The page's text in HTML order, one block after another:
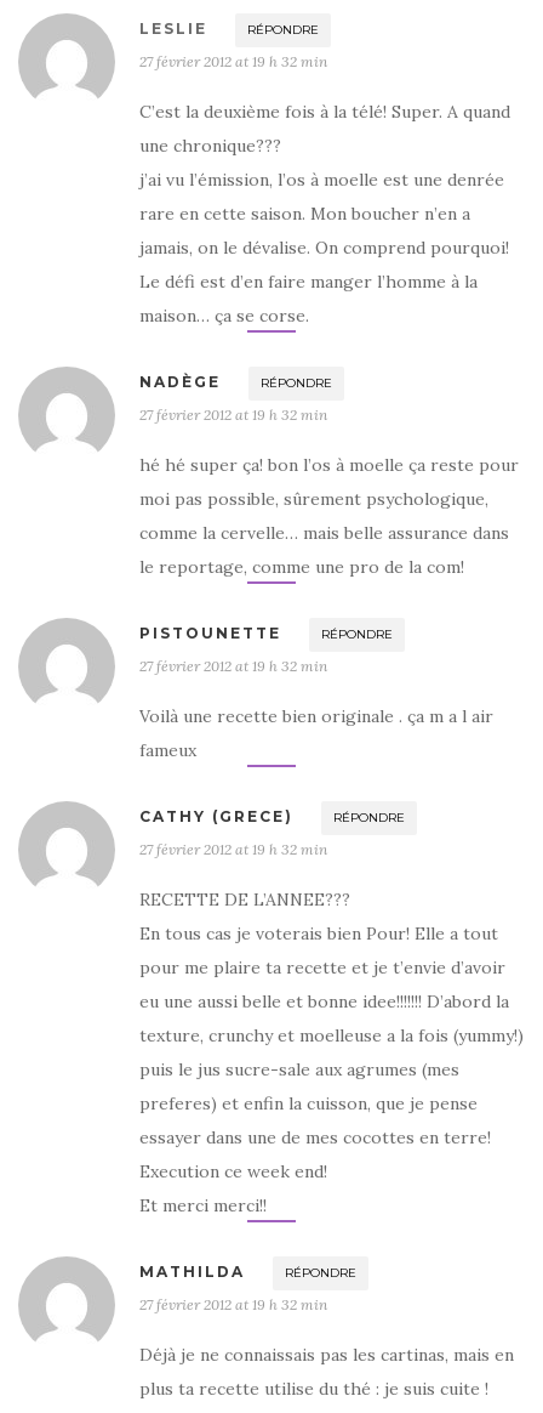
LESLIE RÉPONDRE
27 février 2012 at 19 h 32 min
C’est la deuxième fois à la télé! Super. A quand
une chronique???
j’ai vu l’émission, l’os à moelle est une denrée
rare en cette saison. Mon boucher n’en a
jamais, on le dévalise. On comprend pourquoi!
Le défi est d’en faire manger l’homme à la
maison… ça se corse.
NADÈGE RÉPONDRE
27 février 2012 at 19 h 32 min
hé hé super ça! bon l’os à moelle ça reste pour
moi pas possible, sûrement psychologique,
comme la cervelle… mais belle assurance dans
le reportage, comme une pro de la com!
PISTOUNETTE RÉPONDRE
27 février 2012 at 19 h 32 min
Voilà une recette bien originale . ça m a l air
fameux
CATHY (GRECE) RÉPONDRE
27 février 2012 at 19 h 32 min
RECETTE DE L’ANNEE???
En tous cas je voterais bien Pour! Elle a tout
pour me plaire ta recette et je t’envie d’avoir
eu une aussi belle et bonne idee!!!!!!! D’abord la
texture, crunchy et moelleuse a la fois (yummy!)
puis le jus sucre-sale aux agrumes (mes
preferes) et enfin la cuisson, que je pense
essayer dans une de mes cocottes en terre!
Execution ce week end!
Et merci merci!!
MATHILDA RÉPONDRE
27 février 2012 at 19 h 32 min
Déjà je ne connaissais pas les cartinas, mais en
plus ta recette utilise du thé : je suis cuite !